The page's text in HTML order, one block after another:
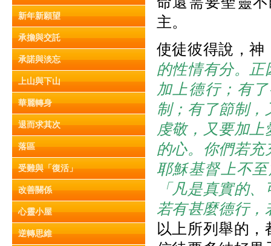
新年新願望
承擔與交託
承諾與淡忘
上山與下山
華麗轉身
退而求其次
落區
受難與「復活」
改善關係
心靈小屋
逆轉思維
主。
使徒彼得說，神
的性情有分。
加上德行；有
制；有了節制
虔敬，又要加
的心。你們若
耶穌基督上不
「凡是真實的
若有甚麼德行，
以上所列舉的